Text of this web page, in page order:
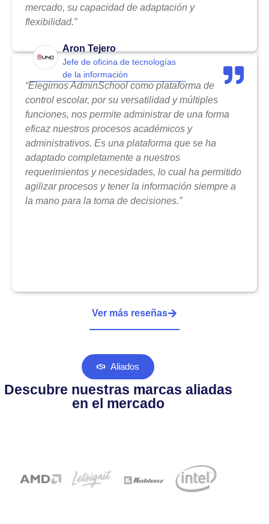
mercado, su capacidad de adaptación y
flexibilidad.”
Aron Tejero
Jefe de oficina de tecnologías
de la información
“Elegimos AdminSchool como plataforma de
control escolar, por su versatilidad y múltiples
funciones, nos permite administrar de una forma
eficaz nuestros procesos académicos y
administrativos. Es una plataforma que se ha
adaptado completamente a nuestros
requerimientos y necesidades, lo cual ha permitido
agilizar procesos y tener la información siempre a
la mano para la toma de decisiones.”
Ver más reseñas
Aliados
Descubre nuestras marcas aliadas
en el mercado